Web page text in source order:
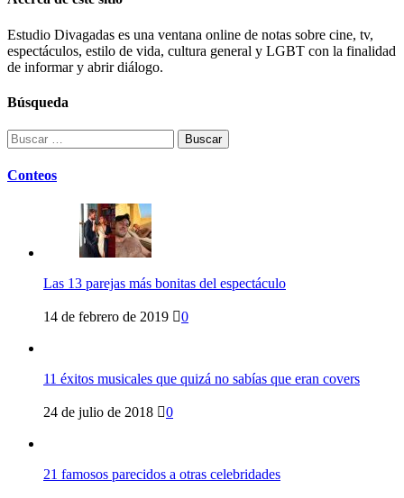
Estudio Divagadas es una ventana online de notas sobre cine, tv,
espectáculos, estilo de vida, cultura general y LGBT con la finalidad
de informar y abrir diálogo.
Búsqueda
Buscar:
Conteos
Las 13 parejas más bonitas del espectáculo
14 de febrero de 2019 0
11 éxitos musicales que quizá no sabías que eran covers
24 de julio de 2018 0
21 famosos parecidos a otras celebridades